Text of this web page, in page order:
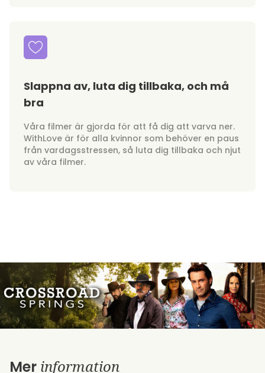
Slappna av, luta dig tillbaka, och må
bra
Våra filmer är gjorda för att få dig att varva ner.
WithLove är för alla kvinnor som behöver en paus
från vardagsstressen, så luta dig tillbaka och njut
av våra filmer.
Mer information